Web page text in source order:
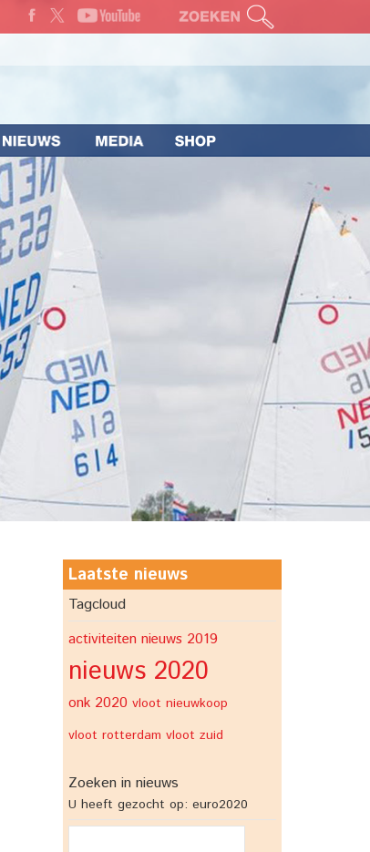
Laatste nieuws
Tagcloud
activiteiten nieuws 2019
nieuws 2020
onk 2020 vloot nieuwkoop
vloot rotterdam vloot zuid
Zoeken in nieuws
U heeft gezocht op: euro2020